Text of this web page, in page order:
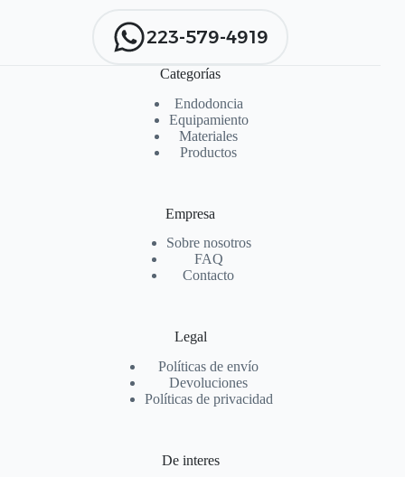
223-579-4919
Categorías
Endodoncia
Equipamiento
Materiales
Productos
Empresa
Sobre nosotros
FAQ
Contacto
Legal
Políticas de envío
Devoluciones
Políticas de privacidad
De interes